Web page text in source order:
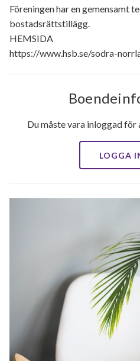
Föreningen har en gemensamt
bostadsrättstillägg.
HEMSIDA
https://www.hsb.se/sodra-
Du måste vara inloggad
LOGGA